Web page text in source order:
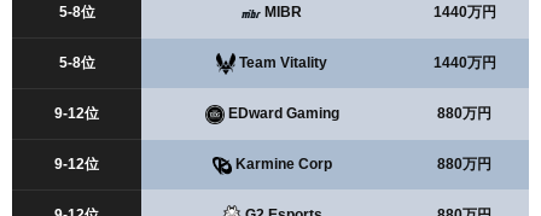
5-8位 MIBR 1440万円
5-8位 Team Vitality 1440万円
9-12位 EDward Gaming 880万円
9-12位 Karmine Corp 880万円